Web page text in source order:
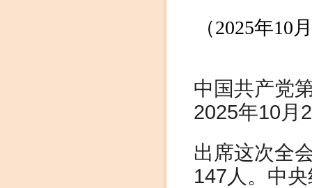
（2025年
中国共产党
2025年10月
出席这次全
147人。中